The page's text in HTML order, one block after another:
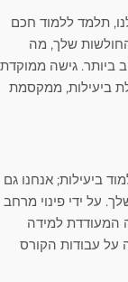
תלמד ללמוד חכם
שלך, מה
ביותר. גישה ממוקדת
ביעילות, ממקסמת
ביעילות; אנחנו גם
על ידי פינוי מרחב
המעודדת למידה
על עבודות הקורס